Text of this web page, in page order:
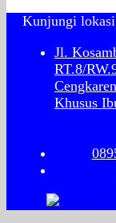
Kunjungi
Jl.
RT.8/
Khusus